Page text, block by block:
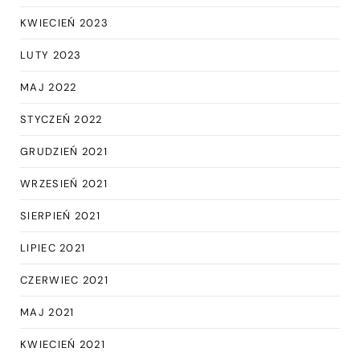
KWIECIEŃ 2023
LUTY 2023
MAJ 2022
STYCZEŃ 2022
GRUDZIEŃ 2021
WRZESIEŃ 2021
SIERPIEŃ 2021
LIPIEC 2021
CZERWIEC 2021
MAJ 2021
KWIECIEŃ 2021